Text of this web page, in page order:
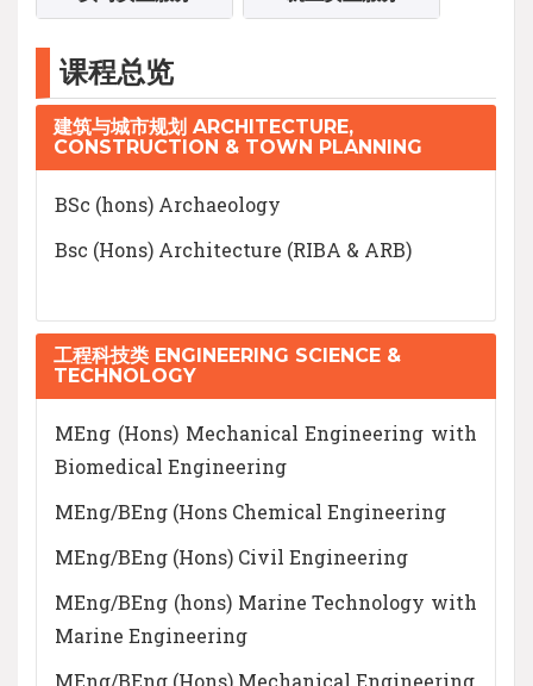
课程总览
建筑与城市规划 ARCHITECTURE,
CONSTRUCTION & TOWN PLANNING
BSc (hons) Archaeology
Bsc (Hons) Architecture (RIBA & ARB)
工程科技类 ENGINEERING SCIENCE &
TECHNOLOGY
MEng (Hons) Mechanical Engineering with
Biomedical Engineering
MEng/BEng (Hons Chemical Engineering
MEng/BEng (Hons) Civil Engineering
MEng/BEng (hons) Marine Technology with
Marine Engineering
MEng/BEng (Hons) Mechanical Engineering